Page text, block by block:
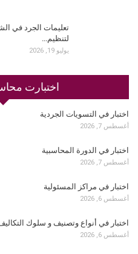
تعليمات الجرد في
لتنظيم…
يوليو 19, 2026
اختبارت
اختبار في التسويات الجردية
أغسطس 7, 2026
اختبار في الدورة المحاسبية
أغسطس 7, 2026
اختبار في مراكز المسئولية
أغسطس 6, 2026
اختبار في أنواع وتصنيف و سلوك
أغسطس 6, 2026